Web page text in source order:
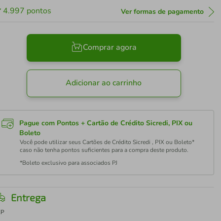
4.997 pontos Ver formas de pagamento
Comprar agora
Adicionar ao carrinho
Pague com Pontos + Cartão de Crédito Sicredi, PIX ou
Boleto
Você pode utilizar seus Cartões de Crédito Sicredi , PIX ou Boleto*
caso não tenha pontos suficientes para a compra deste produto.
*Boleto exclusivo para associados PJ
Entrega